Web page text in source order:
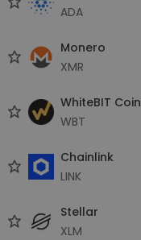
ADA
Monero
XMR
WhiteBIT Coin
WBT
Chainlink
LINK
Stellar
XLM